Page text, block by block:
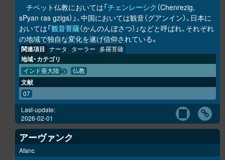
チベット仏教においては「チェンレーシク （Chenrezig,
sPyan ras gzigs）」、中国においては観音（グアンイン）、日本に
おいては「観音菩薩（かんのんぼさつ）」などと呼ばれ、それぞれ
の地域で独自な変化を遂げ信仰されている。
関連項目 ナータ ターラー 多羅菩薩
地域・カテゴリ
インド亜大陸 仏教
文献
07
Last-update:
2026-02-01
アーヴァンク
Afanc